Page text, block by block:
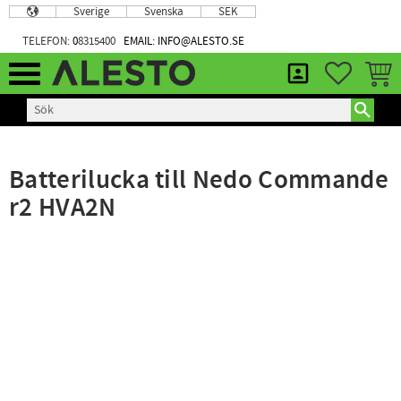
Meny
Sverige Svenska SEK
TELEFON:08315400 EMAIL: INFO@ALESTO.SE
Batterilucka till Nedo Commande
r2 HVA2N